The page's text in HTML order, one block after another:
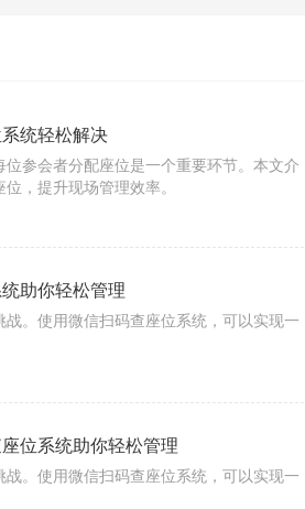
统轻松解决
参会者分配座位是一个重要环节。本文介
，提升现场管理效率。
助你轻松管理
。使用微信扫码查座位系统，可以实现一
位系统助你轻松管理
。使用微信扫码查座位系统，可以实现一